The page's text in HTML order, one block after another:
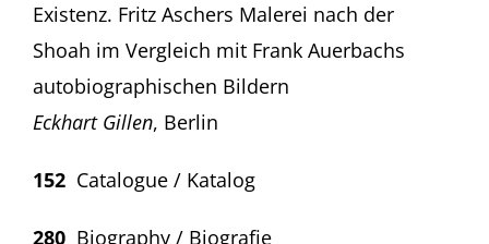
Existenz. Fritz Aschers Malerei nach der
Shoah im Vergleich mit Frank Auerbachs
autobiographischen Bildern
Eckhart Gillen, Berlin
152 Catalogue / Katalog
280 Biography / Biografie